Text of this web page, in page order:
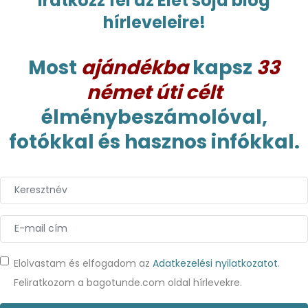
hírleveleire!
Most ajándékbakapsz 33
német úti célt
élménybeszámolóval,
fotókkal és hasznos infókkal.
Elolvastam és elfogadom az Adatkezelési nyilatkozatot.
Feliratkozom a bagotunde.com oldal hírlevekre.